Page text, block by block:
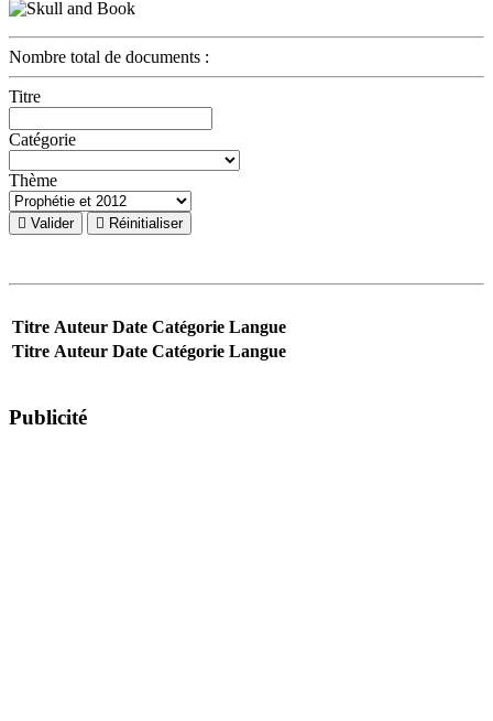
Nombre total de documents :
Titre
Catégorie
Thème
Valider Réinitialiser
Titre Auteur Date Catégorie Langue
Titre Auteur Date Catégorie Langue
Publicité